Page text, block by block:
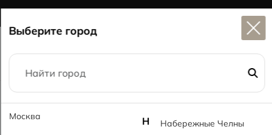
Главная Каталог 59x59 Парадайз RsMT Paradise RsMT
Выберите город
Москва Н Набережные Челны